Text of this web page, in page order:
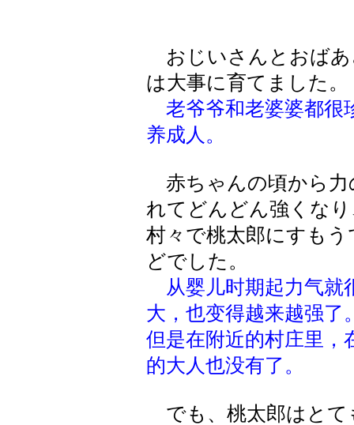
おじいさんとおばあ
は大事に育てました。
老爷爷和老婆婆都很
养成人。
赤ちゃんの頃から力
れてどんどん強くな
村々で桃太郎にすも
どでした。
从婴儿时期起力气就
大，也变得越来越强了
但是在附近的村庄里，
的大人也没有了。
でも、桃太郎はとて